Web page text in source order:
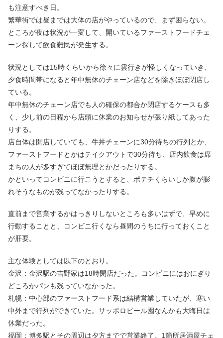
も注意すべき日。
繁華街では昼までは大体の店がやっているので、まず困らない。
ところが夜は状況が一変して、開いているファーストフードチェ
ーン探して飲食難民が発生する。
状況としては15時くらいから徐々に雲行きが怪しくなっていき、
夕食時間帯になると年中無休のチェーン店などを除きほぼ閉店し
ている。
年中無休のチェーン店でも人の確保の都合か閉店するケースも多
く、少し前の日程から店頭に休業のお知らせが張り紙してあった
りする。
店自体は開店していても、牛丼チェーンに30分待ちの行列とか、
ファーストフードとかはテイクアウトで30分待ち、店内飲食は席
まちの人が多すぎてほぼ無理とかだったりする。
かといってコンビニに行こうとすると、ポテチくらいしか腹が膨
れそうなものが残ってなかったりする。
直前まで営業するかはっきりしないところも多いはずで、早めに
行動することと、コンビニ行くなら昼間のうちに行っておくこと
が肝要。
主な体験としては以下のとおり。
金沢：金沢駅の吉野家は18時閉店だった。コンビニにはおにぎり
どころかパンも残っていなかった。
札幌：中心部のファーストフード系は結構営業していたが、寒い
中外まで行列ができていた。サッポロビール園なんかも大晦日は
休業だった。
福岡：博多駅とその周辺は夕方までで営業終了。1箇所居酒屋チェ